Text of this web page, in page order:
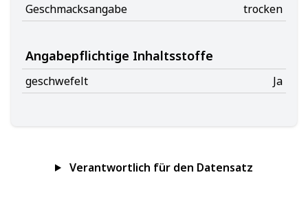
Geschmacksangabe trocken
Angabepflichtige Inhaltsstoffe
geschwefelt Ja
Verantwortlich für den Datensatz